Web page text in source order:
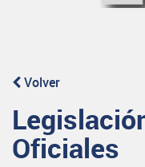
Volver
Oficiales